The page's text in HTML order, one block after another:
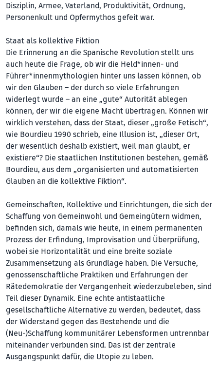
Disziplin, Armee, Vaterland, Produktivität, Ordnung,
Personenkult und Opfermythos gefeit war.
Staat als kollektive Fiktion
Die Erinnerung an die Spanische Revolution stellt uns
auch heute die Frage, ob wir die Held*innen- und
Führer*innenmythologien hinter uns lassen können, ob
wir den Glauben – der durch so viele Erfahrungen
widerlegt wurde – an eine „gute“ Autorität ablegen
können, der wir die eigene Macht übertragen. Können wir
wirklich verstehen, dass der Staat, dieser „große Fetisch“,
wie Bourdieu 1990 schrieb, eine Illusion ist, „dieser Ort,
der wesentlich deshalb existiert, weil man glaubt, er
existiere“? Die staatlichen Institutionen bestehen, gemäß
Bourdieu, aus dem „organisierten und automatisierten
Glauben an die kollektive Fiktion“.
Gemeinschaften, Kollektive und Einrichtungen, die sich der
Schaffung von Gemeinwohl und Gemeingütern widmen,
befinden sich, damals wie heute, in einem permanenten
Prozess der Erfindung, Improvisation und Überprüfung,
wobei sie Horizontalität und eine breite soziale
Zusammensetzung als Grundlage haben. Die Versuche,
genossenschaftliche Praktiken und Erfahrungen der
Rätedemokratie der Vergangenheit wiederzubeleben, sind
Teil dieser Dynamik. Eine echte antistaatliche
gesellschaftliche Alternative zu werden, bedeutet, dass
der Widerstand gegen das Bestehende und die
(Neu-)Schaffung kommunitärer Lebensformen untrennbar
miteinan­der verbunden sind. Das ist der zentrale
Ausgangspunkt dafür, die Utopie zu leben.